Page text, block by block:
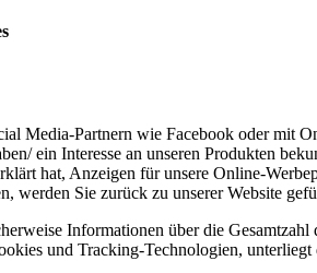
Media-Partnern wie Facebook oder mit
ein Interesse an unseren Produkten
hat, Anzeigen für unsere Online-
werden Sie zurück zu unserer Website
Informationen über die
und Tracking-Technologien,